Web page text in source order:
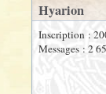
Hyarion
Inscription :
Messages : 2